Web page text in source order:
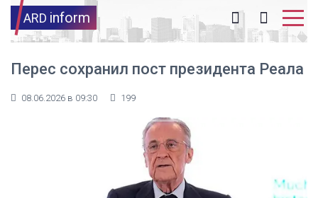
ARD inform
Перес сохранил пост президента Реала
08.06.2026 в 09:30 199